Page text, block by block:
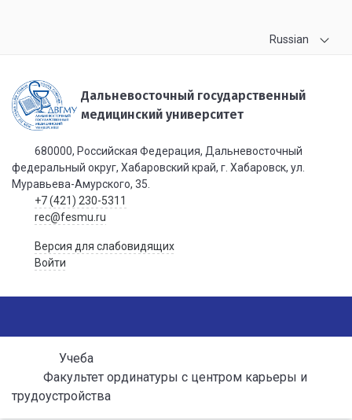
Russian
Дальневосточный государственный
медицинский университет
680000, Российская Федерация, Дальневосточный
федеральный округ, Хабаровский край, г. Хабаровск, ул.
Муравьева-Амурского, 35.
+7 (421) 230-5311
rec@fesmu.ru
Версия для слабовидящих
Войти
Учеба
Факультет ординатуры с центром карьеры и
трудоустройства